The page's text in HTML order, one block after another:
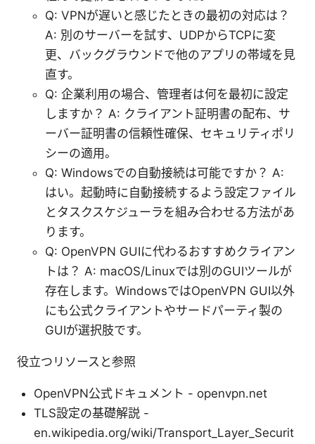
Q: VPNが遅いと感じたときの最初の対応は？
A: 別のサーバーを試す、UDPからTCPに変
更、バックグラウンドで他のアプリの帯域を見
直す。
Q: 企業利用の場合、管理者は何を最初に設定
しますか？ A: クライアント証明書の配布、サ
ーバー証明書の信頼性確保、セキュリティポリ
シーの適用。
Q: Windowsでの自動接続は可能ですか？ A:
はい。起動時に自動接続するよう設定ファイル
とタスクスケジューラを組み合わせる方法があ
ります。
Q: OpenVPN GUIに代わるおすすめクライアン
トは？ A: macOS/Linuxでは別のGUIツールが
存在します。WindowsではOpenVPN GUI以外
にも公式クライアントやサードパーティ製の
GUIが選択肢です。
役立つリソースと参照
OpenVPN公式ドキュメント - openvpn.net
TLS設定の基礎解説 -
en.wikipedia.org/wiki/Transport_Layer_Securit